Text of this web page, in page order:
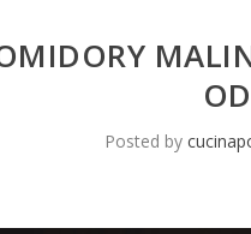
Posted by